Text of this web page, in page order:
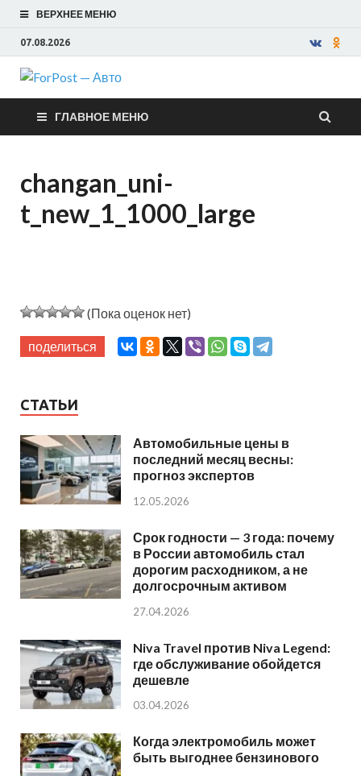
ВЕРХНЕЕ МЕНЮ
07.08.2026
ForPost —
Авто
ГЛАВНОЕ МЕНЮ
changan_uni-
t_new_1_1000_large
(Пока оценок нет)
поделиться
СТАТЬИ
Автомобильные цены в
последний месяц весны:
прогноз экспертов
12.05.2026
Срок годности — 3 года: почему
в России автомобиль стал
дорогим расходником, а не
долгосрочным активом
27.04.2026
Niva Travel против Niva Legend:
где обслуживание обойдется
дешевле
03.04.2026
Когда электромобиль может
быть выгоднее бензинового